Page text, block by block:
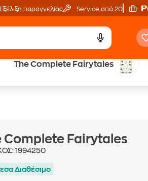
Εξέλιξη παραγγελίας Service από 20'
The Complete Fairytales
Έλα στον κόσμο
Complete Fairytales
1994250
Διαθέσιμο